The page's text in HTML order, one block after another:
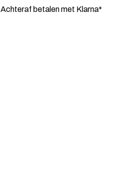
Achteraf betalen met Klarna*